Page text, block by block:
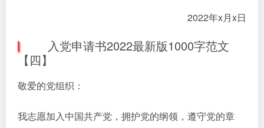
2022年x月x日
入党申请书2022最新版1000字范文
【四】
敬爱的党组织：
我志愿加入中国共产党，拥护党的纲领，遵守党的章